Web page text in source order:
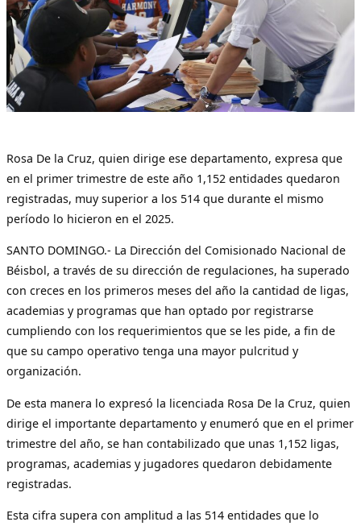
Rosa De la Cruz, quien dirige ese departamento, expresa que
en el primer trimestre de este año 1,152 entidades quedaron
registradas, muy superior a los 514 que durante el mismo
período lo hicieron en el 2025.
SANTO DOMINGO.- La Dirección del Comisionado Nacional de
Béisbol, a través de su dirección de regulaciones, ha superado
con creces en los primeros meses del año la cantidad de ligas,
academias y programas que han optado por registrarse
cumpliendo con los requerimientos que se les pide, a fin de
que su campo operativo tenga una mayor pulcritud y
organización.
De esta manera lo expresó la licenciada Rosa De la Cruz, quien
dirige el importante departamento y enumeró que en el primer
trimestre del año, se han contabilizado que unas 1,152 ligas,
programas, academias y jugadores quedaron debidamente
registradas.
Esta cifra supera con amplitud a las 514 entidades que lo